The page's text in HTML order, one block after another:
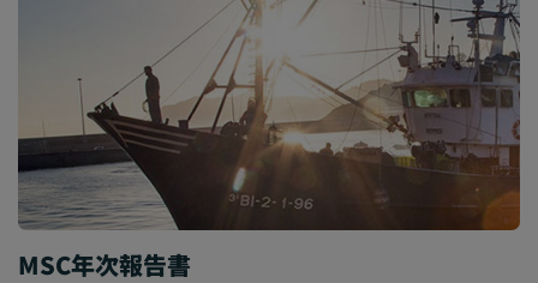
MSC年次報告書